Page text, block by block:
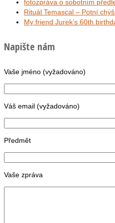
fotozpráva o sobotním
Rituál Temascal – Potní
My friend Jurek’s 60th
Napište nám
Vaše jméno (vyžadováno)
Váš email (vyžadováno)
Předmět
Vaše zpráva